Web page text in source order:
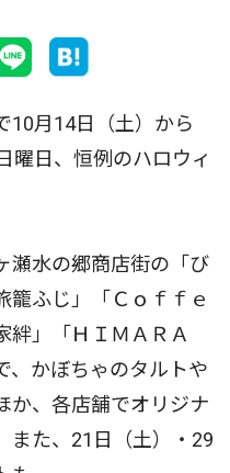
月14日（土）から
曜日、恒例のハロウィ
水の郷商店街の「び
籠ふじ」「Ｃｏｆｆｅ
絆」「ＨＩＭＡＲＡ
、かぼちゃのタルトや
か、各店舗でオリジナ
また、21日（土）・29